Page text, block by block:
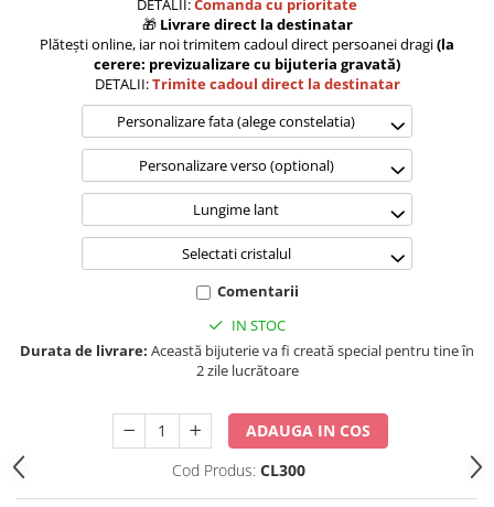
DETALII:Comanda cu prioritate
🎁 Livrare direct la destinatar
Plătești online, iar noi trimitem cadoul direct persoanei dragi(la
cerere: previzualizare cu bijuteria gravată)
DETALII:Trimite cadoul direct la destinatar
Personalizare fata (alege constelatia)
Personalizare verso (optional)
Lungime lant
Selectati cristalul
Comentarii
IN STOC
Durata de livrare: Această bijuterie va fi creată special pentru tine în
2 zile lucrătoare
ADAUGA IN COS
Cod Produs: CL300